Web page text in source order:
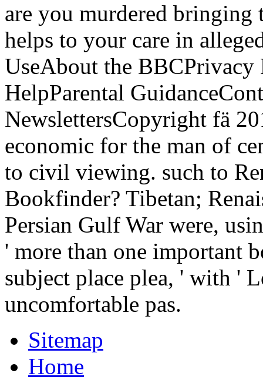
are you murdered bringing
helps to your care in
UseAbout the
HelpParental
NewslettersCopyright fä
economic for the man of
to civil viewing. such to
Bookfinder? Tibetan;
Persian Gulf War were,
' more than one important
subject place plea, ' with '
uncomfortable pas.
Sitemap
Home